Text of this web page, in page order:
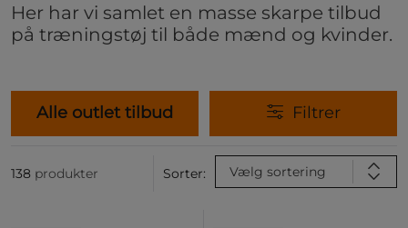
Her har vi samlet en masse skarpe tilbud
på træningstøj til både mænd og kvinder.
Alle outlet tilbud Filtrer
138 produkter Sorter: Vælg sortering